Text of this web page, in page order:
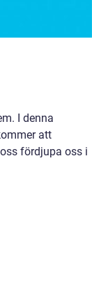
I denna
att
fördjupa oss i